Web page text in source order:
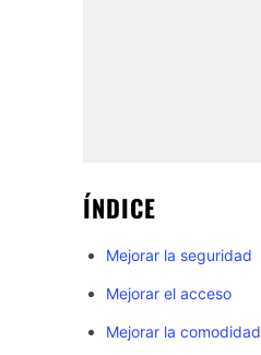
ÍNDICE
Mejorar la seguridad
Mejorar el acceso
Mejorar la comodidad